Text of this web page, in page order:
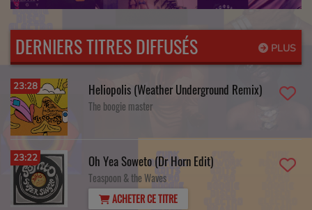
PLUS
DERNIERS TITRES DIFFUSÉS
23:28 Heliopolis (Weather Underground Remix)
The boogie master
23:22 Oh Yea Soweto (Dr Horn Edit)
Teaspoon & the Waves
ACHETER CE TITRE